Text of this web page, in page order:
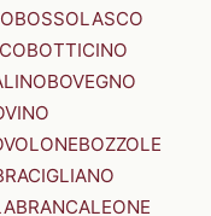
BOSSOLASCO
BOTTICINO
BOVEGNO
BOZZOLE
BRANCALEONE